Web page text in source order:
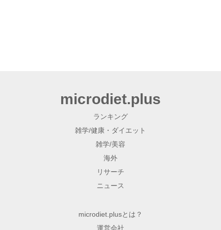
microdiet.plus
ランキング
雑学/健康・ダイエット
雑学/美容
海外
リサーチ
ニュース
microdiet.plusとは？
運営会社